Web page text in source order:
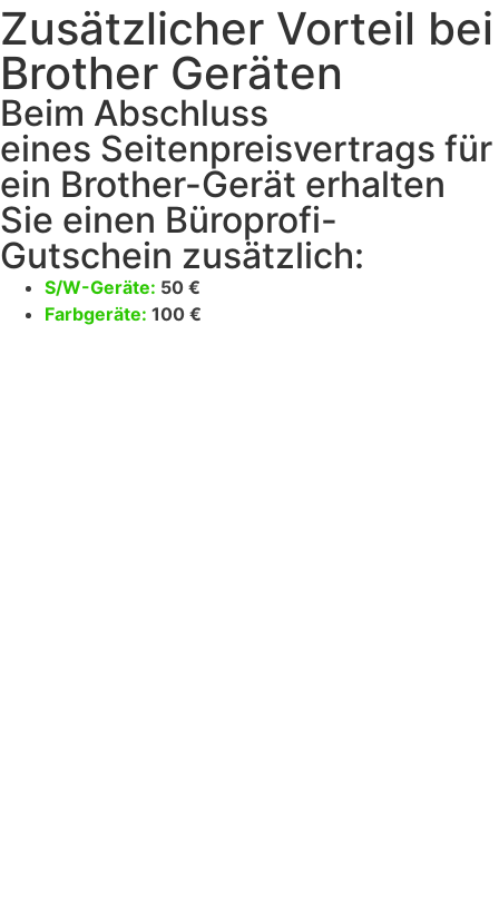
Zusätzlicher Vorteil bei
Brother Geräten
Beim Abschluss
eines Seitenpreisvertrags für
ein Brother-Gerät erhalten
Sie einen Büroprofi-
Gutschein zusätzlich:
S/W-Geräte: 50 €
Farbgeräte: 100 €